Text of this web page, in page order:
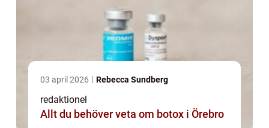
03 april 2026 Rebecca Sundberg
redaktionel
Allt du behöver veta om botox i Örebro